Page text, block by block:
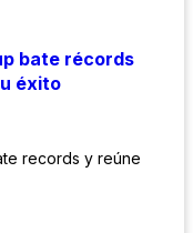
bate récords
éxito
records y reúne